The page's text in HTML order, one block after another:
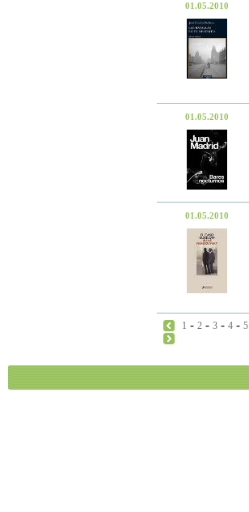
01.05.2010
01.05.2010
01.05.2010
1 -2 -3 -4 -5